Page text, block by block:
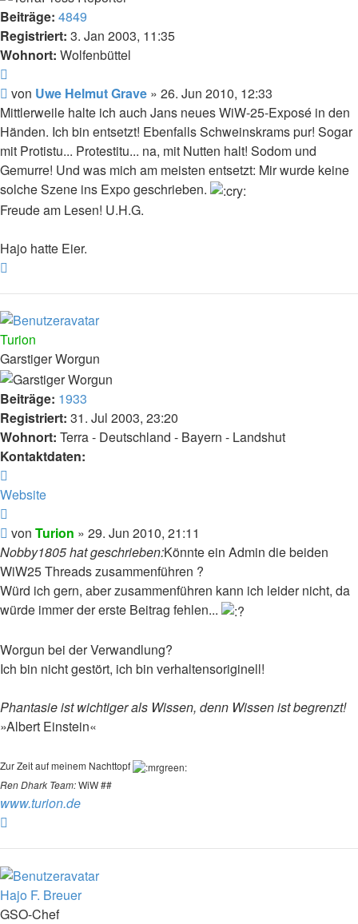
Beiträge: 4849
Registriert: 3. Jan 2003, 11:35
Wohnort: Wolfenbüttel
Beitrag
von Uwe Helmut Grave » 26. Jun 2010, 12:33
Mittlerweile halte ich auch Jans neues WiW-25-Exposé in den
Händen. Ich bin entsetzt! Ebenfalls Schweinskrams pur! Sogar
mit Protistu... Protestitu... na, mit Nutten halt! Sodom und
Gemurre! Und was mich am meisten entsetzt: Mir wurde keine
solche Szene ins Expo geschrieben.
Freude am Lesen! U.H.G.
Hajo hatte Eier.
Turion
Garstiger Worgun
Beiträge: 1933
Registriert: 31. Jul 2003, 23:20
Wohnort: Terra - Deutschland - Bayern - Landshut
Kontaktdaten:
von
Website
Beitrag
von Turion » 29. Jun 2010, 21:11
Nobby1805 hat geschrieben:Könnte ein Admin die beiden
WiW25 Threads zusammenführen ?
Würd ich gern, aber zusammenführen kann ich leider nicht, da
würde immer der erste Beitrag fehlen...
Worgun bei der Verwandlung?
Ich bin nicht gestört, ich bin verhaltensoriginell!
Phantasie ist wichtiger als Wissen, denn Wissen ist begrenzt!
»Albert Einstein«
Zur Zeit auf meinem Nachttopf
Ren Dhark Team:WiW ##
www.turion.de
Hajo F. Breuer
GSO-Chef